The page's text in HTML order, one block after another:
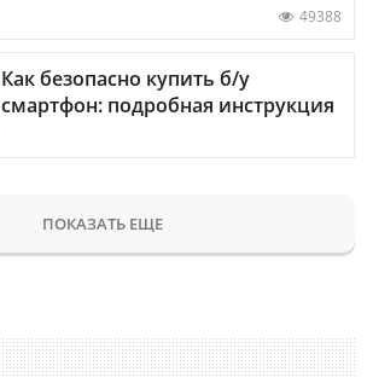
49388
Как безопасно купить б/у
смартфон: подробная инструкция
ПОКАЗАТЬ ЕЩЕ